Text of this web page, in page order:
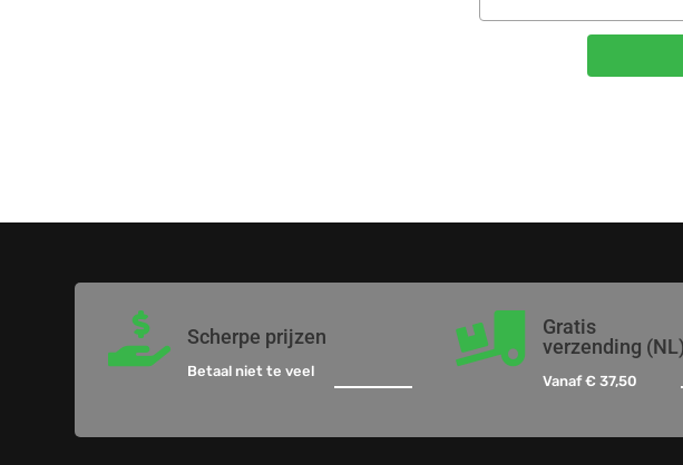
 Scherpe prijzen
Betaal niet te veel

Gratis
verzending (NL)
Vanaf € 37,50